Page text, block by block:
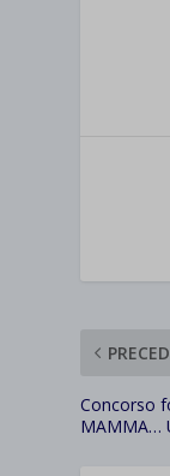
Concorso
MAMMA…